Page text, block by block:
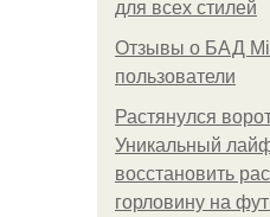
для всех стилей
Отзывы о БАД
пользователи
Растянулся
Уникальный
восстановить
горловину на